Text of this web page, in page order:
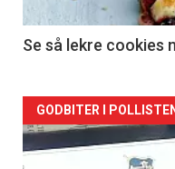
Se så lekre cookies
Forsiden
akkurat
GODBITER I POLLISTEN